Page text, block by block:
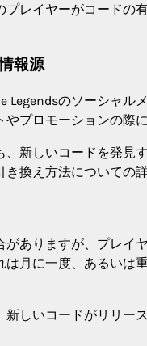
レイヤーがコードの
報源
Legendsのソーシャル
プロモーションの際
新しいコードを発見
換え方法についての
ありますが、プレイ
月に一度、あるいは
しいコードがリリー